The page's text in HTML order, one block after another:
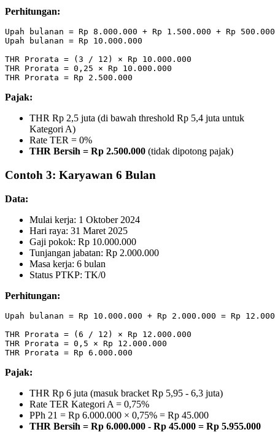
Perhitungan:
Upah bulanan = Rp 8.000.000 + Rp 1.500.000 + Rp 500.000
Upah bulanan = Rp 10.000.000
THR Prorata = (3 / 12) × Rp 10.000.000
THR Prorata = 0,25 × Rp 10.000.000
Pajak:
THR Rp 2,5 juta (di bawah threshold Rp 5,4 juta untuk
Kategori A)
Rate TER = 0%
THR Bersih = Rp 2.500.000 (tidak dipotong pajak)
Contoh 3: Karyawan 6 Bulan
Data:
Mulai kerja: 1 Oktober 2024
Hari raya: 31 Maret 2025
Gaji pokok: Rp 10.000.000
Tunjangan jabatan: Rp 2.000.000
Masa kerja: 6 bulan
Status PTKP: TK/0
Perhitungan:
Upah bulanan = Rp 10.000.000 + Rp 2.000.000 = Rp
THR Prorata = (6 / 12) × Rp 12.000.000
THR Prorata = 0,5 × Rp 12.000.000
Pajak:
THR Rp 6 juta (masuk bracket Rp 5,95 - 6,3 juta)
Rate TER Kategori A = 0,75%
PPh 21 = Rp 6.000.000 × 0,75% = Rp 45.000
THR Bersih = Rp 6.000.000 - Rp 45.000 = Rp 5.955.000